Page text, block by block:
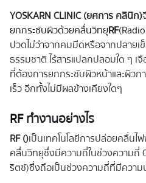
YOSKARN CLINIC (ยศการ คลินิก)
ยกกระชับผิวด้วยคลื่นวิทยุRF
ปวดไม่ว่าจากคมมีดหรือจากปลาย
ธรรมชาติ ไร้สารแปลกปลอมใด ๆ เ
ที่ต้องการยกกระชับผิวหน้าและผิวก
เร็ว อีกทั้งไม่มีผลข้างเคียงใดๆ
RFทำงานอย่างไร
RF ()เป็นเทคโนโลยีการปล่อยคลื่น
คลื่นวิทยุซึ่งมีความถี่ในช่วงความถี่
ริตซ์)ซึ่งถือเป็นช่วงความถี่ที่มีควา